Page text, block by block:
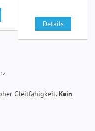
Details
Gleitfähigkeit.Kein